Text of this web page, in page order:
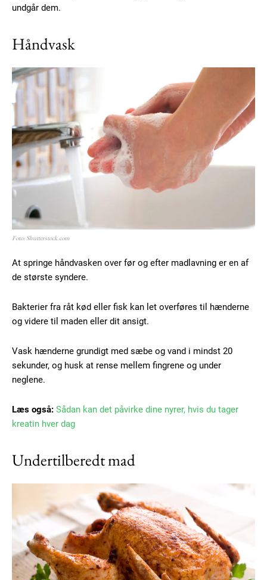
undgår dem.
Håndvask
Foto: Shutterstock.com
At springe håndvasken over før og efter madlavning er en af
de største syndere.
Bakterier fra råt kød eller fisk kan let overføres til hænderne
og videre til maden eller dit ansigt.
Vask hænderne grundigt med sæbe og vand i mindst 20
sekunder, og husk at rense mellem fingrene og under
neglene.
Læs også: Sådan kan det påvirke dine nyrer, hvis du tager
kreatin hver dag
Undertilberedt mad